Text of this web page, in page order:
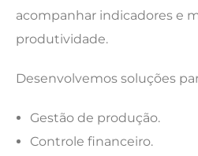
acompanhar indicadores e
produtividade.
Desenvolvemos soluções
Gestão de produção.
Controle financeiro.